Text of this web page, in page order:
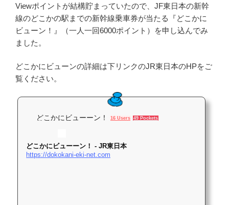
Viewポイントが結構貯まっていたので、JF東日本の新幹
線のどこかの駅までの新幹線乗車券が当たる『どこかに
ビューン！』（一人一回6000ポイント）を申し込んでみ
ました。
どこかにビューンの詳細は下リンクのJR東日本のHPをご
覧ください。
どこかにビューーン！ 16 Users 49 Pockets
どこかにビューーン！ - JR東日本
https://dokokani-eki-net.com